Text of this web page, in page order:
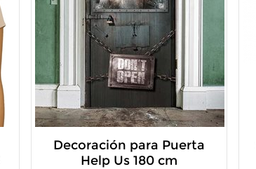
Decoración para Puerta
Help Us 180 cm